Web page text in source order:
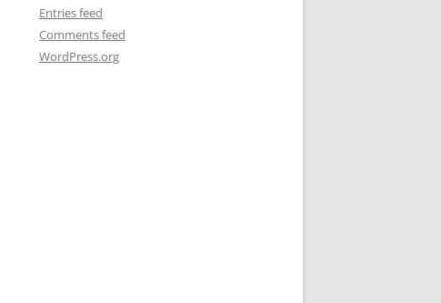
Entries feed
Comments feed
WordPress.org